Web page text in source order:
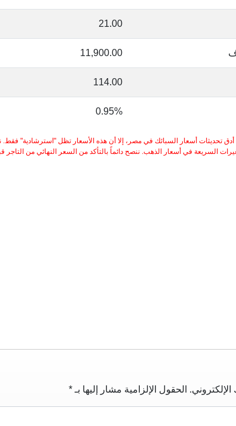
21.00
11,900.00
114.00
0.95%
أدق تحديثات أسعار السبائك في مصر، إلا أن هذه الأسعار تظل "استرشادية" فقط.
السريعة في أسعار الذهب. ننصح دائماً بالتأكد من السعر النهائي من التاجر
الحقول الإلزامية مشار إليها بـ *